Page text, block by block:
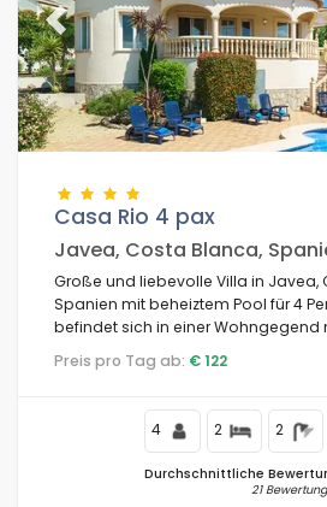
Previous
Casa Rio 4 pax
Javea, Costa Blanca,
Große und liebevolle Villa in Javea,
Spanien mit beheiztem Pool für 4
befindet sich in einer Wohngegend
Preis pro Tag ab: € 122
4 2 2
Durchschnittliche
21